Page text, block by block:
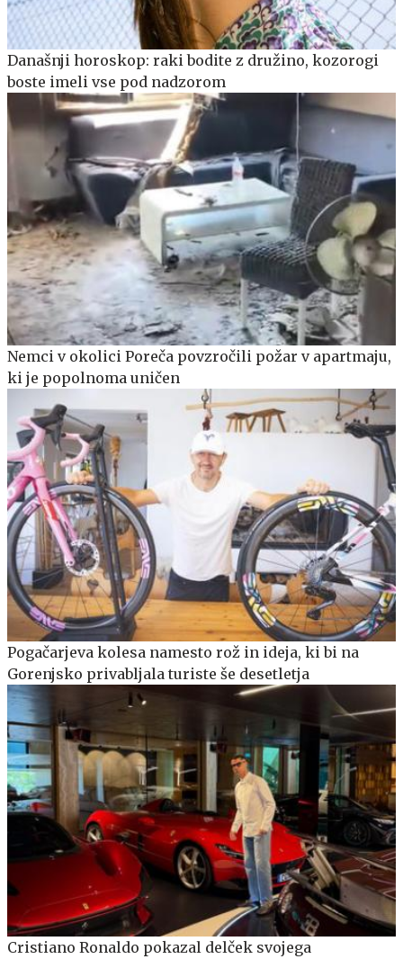
Današnji horoskop: raki bodite z družino, kozorogi
boste imeli vse pod nadzorom
Nemci v okolici Poreča povzročili požar v apartmaju,
ki je popolnoma uničen
Pogačarjeva kolesa namesto rož in ideja, ki bi na
Gorenjsko privabljala turiste še desetletja
Cristiano Ronaldo pokazal delček svojega